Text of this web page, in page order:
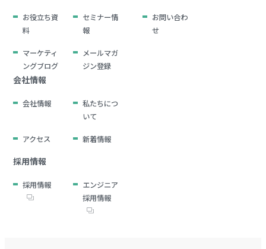
お役立ち資
料
セミナー情
報
マーケティ
ングブログ
メールマガ
ジン登録
お問い合わ
せ
会社情報
会社情報
私たちにつ
いて
アクセス 新着情報
採用情報
採用情報
エンジニア
採用情報